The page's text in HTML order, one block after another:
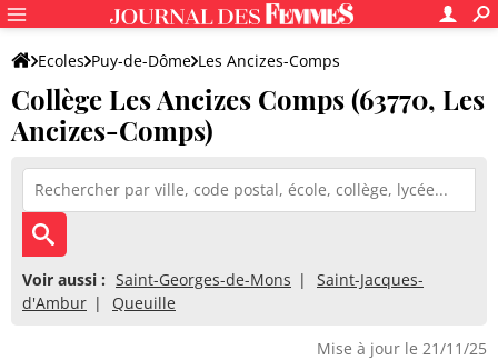
Ecoles Puy-de-Dôme Les Ancizes-Comps
Collège Les Ancizes Comps
Collège Les Ancizes Comps (63770, Les
Ancizes-Comps)
Voir aussi : Saint-Georges-de-Mons
Saint-Jacques-
d'Ambur
Queuille
Mise à jour le 21/11/25